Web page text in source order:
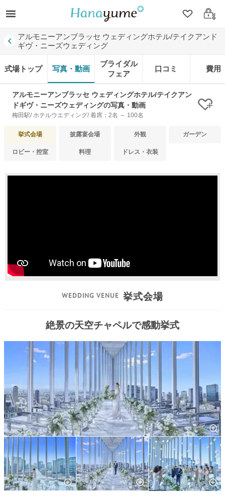
クリップ
ログ
アルモニーアンブラッセ ウェディングホテル/テイクアンド
ギヴ・ニーズウェディング
式場トップ 写真・動画
ブライダル
フェア
口コミ 費用
アルモニーアンブラッセ ウェディングホテル/テイクアン
ドギヴ・ニーズウェディングの写真・動画
梅田駅/ ホテルウエディング/ 着席：2名 ～ 100名 ク
挙式会場 披露宴会場 外観 ガーデン
ロビー・控室 料理 ドレス・衣装
挙式会場
絶景の天空チャペルで感動挙式